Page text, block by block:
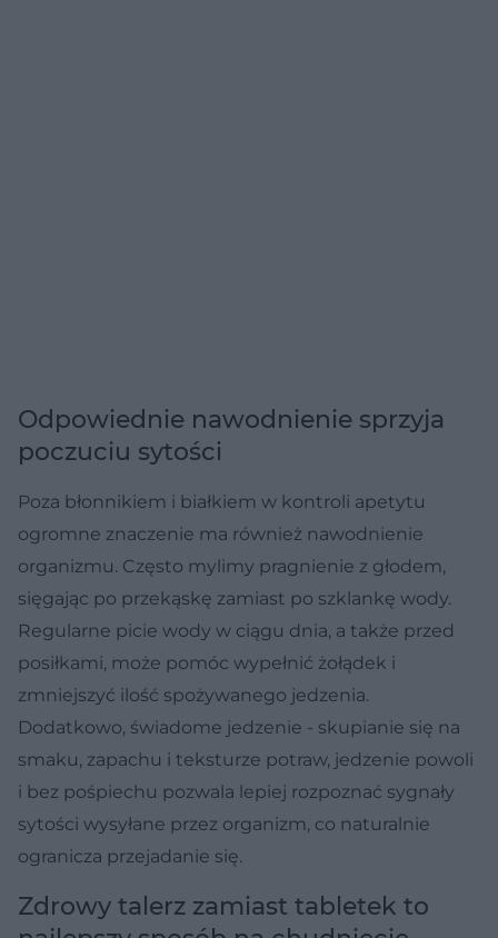
Odpowiednie nawodnienie sprzyja
poczuciu sytości
Poza błonnikiem i białkiem w kontroli apetytu
ogromne znaczenie ma również nawodnienie
organizmu. Często mylimy pragnienie z głodem,
sięgając po przekąskę zamiast po szklankę wody.
Regularne picie wody w ciągu dnia, a także przed
posiłkami, może pomóc wypełnić żołądek i
zmniejszyć ilość spożywanego jedzenia.
Dodatkowo, świadome jedzenie - skupianie się na
smaku, zapachu i teksturze potraw, jedzenie powoli
i bez pośpiechu pozwala lepiej rozpoznać sygnały
sytości wysyłane przez organizm, co naturalnie
ogranicza przejadanie się.
Zdrowy talerz zamiast tabletek to